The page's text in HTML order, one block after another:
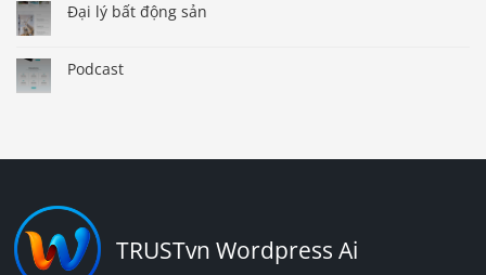
Đại lý bất động sản
Podcast
TRUSTvn Wordpress Ai